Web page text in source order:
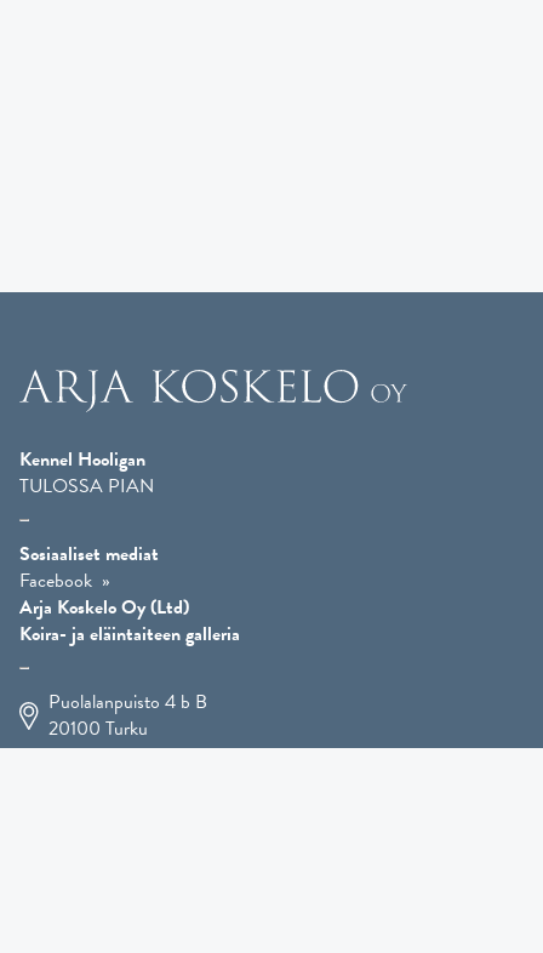
Kennel Hooligan
TULOSSA PIAN
Sosiaaliset mediat
Facebook
Arja Koskelo Oy (Ltd)
Koira- ja eläintaiteen galleria
Puolalanpuisto 4 b B
20100 Turku